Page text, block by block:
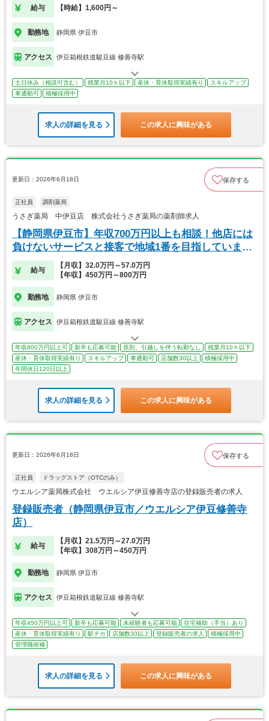
給与 【時給】1,600円～
勤務地 静岡県 伊豆市
アクセス 伊豆箱根鉄道駿豆線 修善寺駅
土日休み（相談可含む） 残業月10ｈ以下 産休・育休取得実績有り
スキルアップ
車通勤可
積極採用中
求人の詳細を見る この求人に興味がある
更新日：2026年6月18日 保存する
正社員 調剤薬局
うさぎ薬局 中伊豆店 株式会社うさぎ薬局の薬剤師求人
【静岡県伊豆市】年収700万円以上も相談！他店には
負けないサービスと接客で地域1番を目指していま
す。
給与
【月収】32.0万円～57.0万円
【年収】450万円～800万円
勤務地 静岡県 伊豆市
アクセス 伊豆箱根鉄道駿豆線 修善寺駅
年収800万円以上可 新卒も応募可能 原則、引越しを伴う転勤なし
残業月10ｈ以下
産休・育休取得実績有り
スキルアップ 車通勤可 店舗数30以上
積極採用中
年間休日120日以上
求人の詳細を見る この求人に興味がある
更新日：2026年6月18日 保存する
正社員 ドラッグストア（OTCのみ）
ウエルシア薬局株式会社 ウエルシア伊豆修善寺店の登録販売者の求人
登録販売者（静岡県伊豆市／ウエルシア伊豆修善寺
店）
給与
【月収】21.5万円～27.0万円
【年収】308万円～450万円
勤務地 静岡県 伊豆市
アクセス 伊豆箱根鉄道駿豆線 修善寺駅
年収450万円以上可 新卒も応募可能 未経験者も応募可能
住宅補助（手当）あり
産休・育休取得実績有り
駅チカ 店舗数30以上 登録販売者の求人
積極採用中
管理職候補
求人の詳細を見る この求人に興味がある